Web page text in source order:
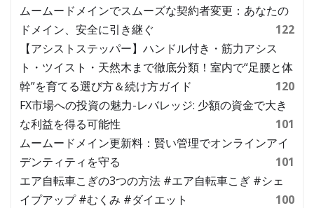
ムームードメインでスムーズな契約者変更：あなたの
ドメイン、安全に引き継ぐ
122
【アシストステッパー】ハンドル付き・筋力アシス
ト・ツイスト・天然木まで徹底分類！室内で“足腰と体
幹”を育てる選び方＆続け方ガイド
120
FX市場への投資の魅力-レバレッジ: 少額の資金で大き
な利益を得る可能性
101
ムームードメイン更新料：賢い管理でオンラインアイ
デンティティを守る
101
エア自転車こぎの3つの方法 #エア自転車こぎ #シェ
イプアップ #むくみ #ダイエット
100